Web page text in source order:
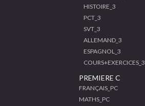
HISTOIRE_3
PCT_3
SVT_3
ALLEMAND_3
ESPAGNOL_3
COURS+EXERCICES_3
PREMIERE C
FRANÇAIS_PC
MATHS_PC